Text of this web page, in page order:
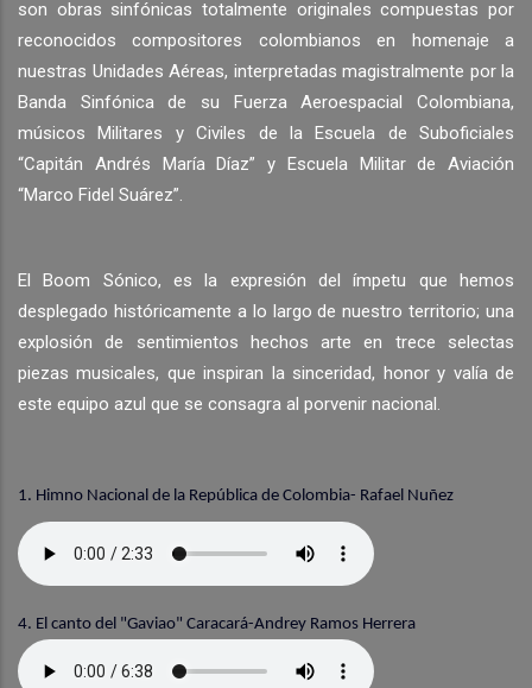
son obras sinfónicas totalmente originales compuestas por
reconocidos compositores colombianos en homenaje a
nuestras Unidades Aéreas, interpretadas magistralmente por la
Banda Sinfónica de su Fuerza Aeroespacial Colombiana,
músicos Militares y Civiles de la Escuela de Suboficiales
“Capitán Andrés María Díaz” y Escuela Militar de Aviación
“Marco Fidel Suárez”.
El Boom Sónico, es la expresión del ímpetu que hemos
desplegado históricamente a lo largo de nuestro territorio; una
explosión de sentimientos hechos arte en trece selectas
piezas musicales, que inspiran la sinceridad, honor y valía de
este equipo azul que se consagra al porvenir nacional.
1. Himno Nacional de la República de Colombia- Rafael Nuñez
4. El canto del "Gaviao" Caracará-Andrey Ramos Herrera